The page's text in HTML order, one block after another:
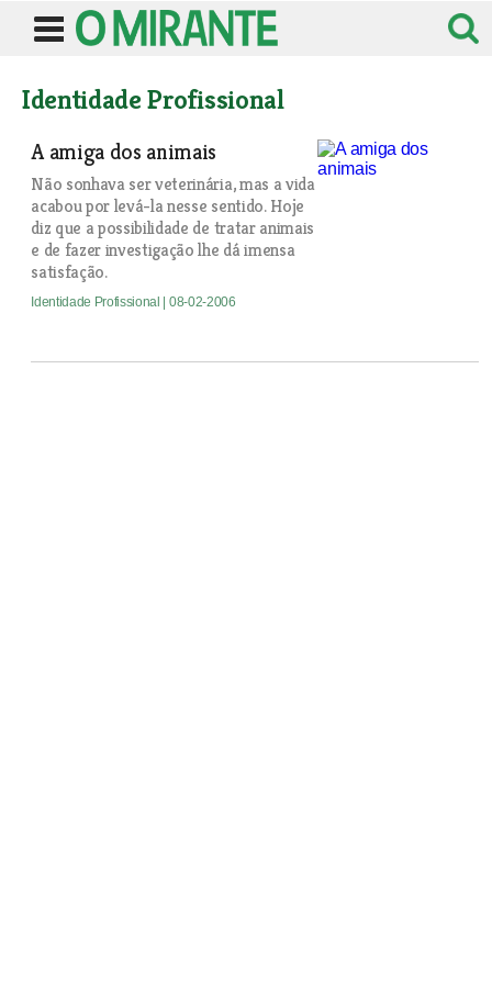
Identidade Profissional
A amiga dos animais
Não sonhava ser veterinária, mas a vida
acabou por levá-la nesse sentido. Hoje
diz que a possibilidade de tratar animais
e de fazer investigação lhe dá imensa
satisfação.
Identidade Profissional | 08-02-2006